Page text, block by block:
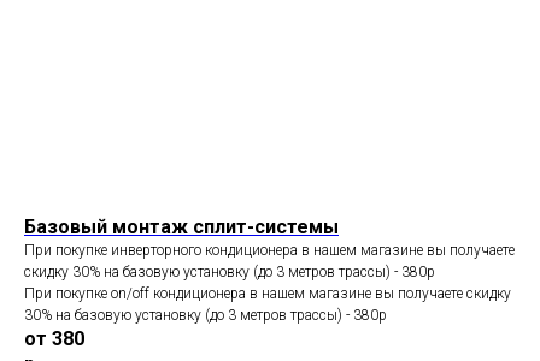
Базовый монтаж сплит-системы
При покупке инверторного кондиционера в нашем магазине вы получаете
скидку 30% на базовую установку (до 3 метров трассы) - 380p
При покупке on/off кондиционера в нашем магазине вы получаете скидку
30% на базовую установку (до 3 метров трассы) - 380p
от 380